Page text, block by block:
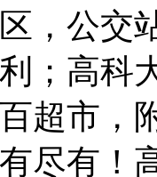
，公交
；高科
超市，
尽有！